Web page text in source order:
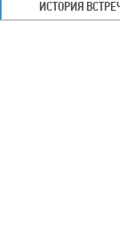
ИСТОРИЯ